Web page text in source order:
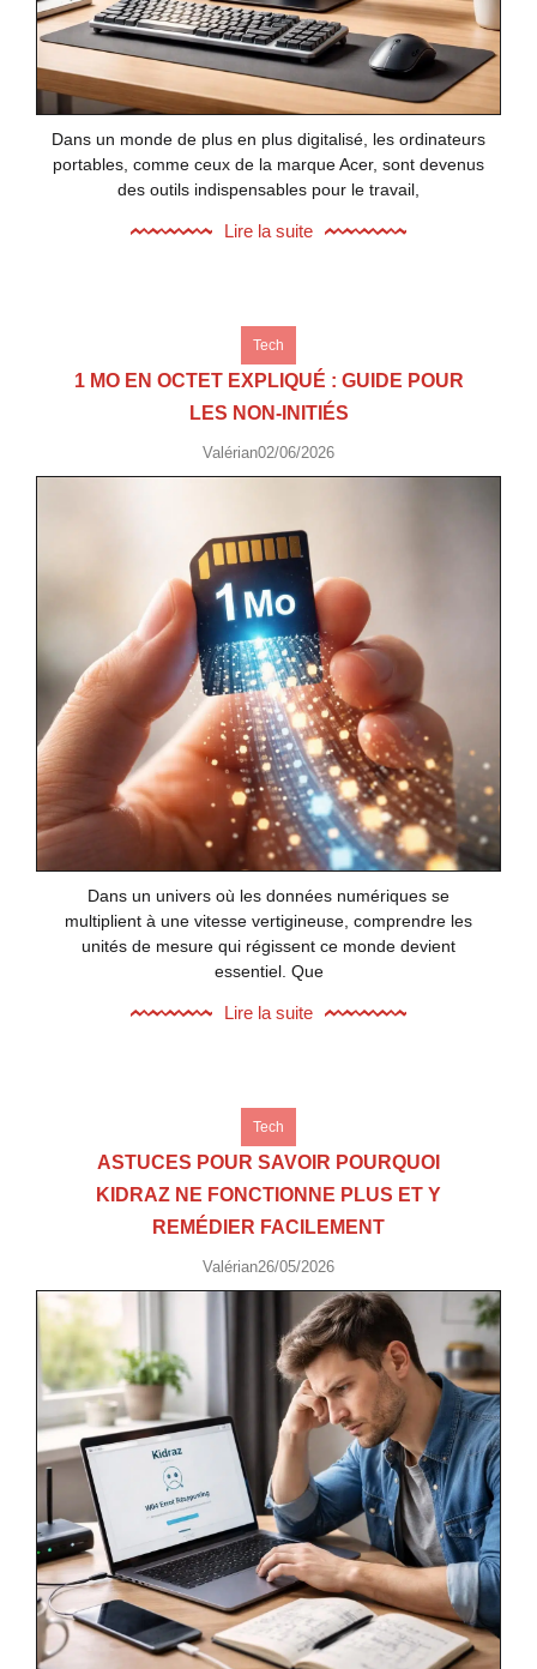
Dans un monde de plus en plus digitalisé, les ordinateurs
portables, comme ceux de la marque Acer, sont devenus
des outils indispensables pour le travail,
Lire la suite
Tech
1 MO EN OCTET EXPLIQUÉ : GUIDE POUR
LES NON-INITIÉS
Valérian02/06/2026
Dans un univers où les données numériques se
multiplient à une vitesse vertigineuse, comprendre les
unités de mesure qui régissent ce monde devient
essentiel. Que
Lire la suite
Tech
ASTUCES POUR SAVOIR POURQUOI
KIDRAZ NE FONCTIONNE PLUS ET Y
REMÉDIER FACILEMENT
Valérian26/05/2026